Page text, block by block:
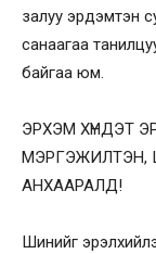
залуу эрдэмтэн
санаагаа
байгаа юм.
ЭРХЭМ ХҮНДЭТ
МЭРГЭЖИЛТЭН,
АНХААРАЛД!
Шинийг